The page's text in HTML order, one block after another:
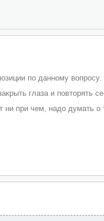
по данному вопросу.
глаза и повторять
ни при чем, надо думать о